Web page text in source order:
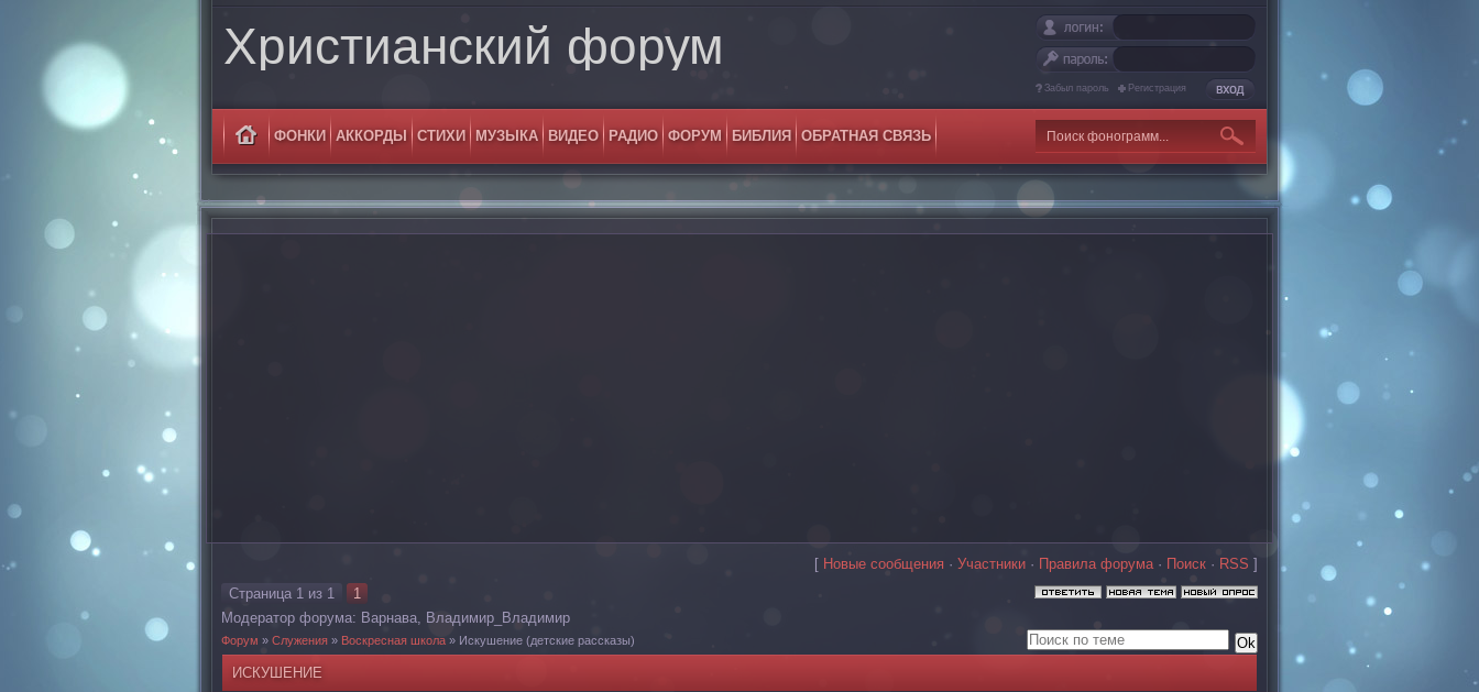
Христианский форум
Забыл пароль Регистрация
ФОНКИ АККОРДЫ СТИХИ МУЗЫКА ВИДЕО РАДИО ФОРУМ БИБЛИЯ ОБРАТНАЯ СВЯЗЬ
[ Новые сообщения · Участники · Правила форума· Поиск · RSS ]
Страница 1 из 1
1
Модератор форума: Варнава, Владимир_Владимир
Форум » Служения » Воскресная школа » Искушение (детские рассказы)
ИСКУШЕНИЕ